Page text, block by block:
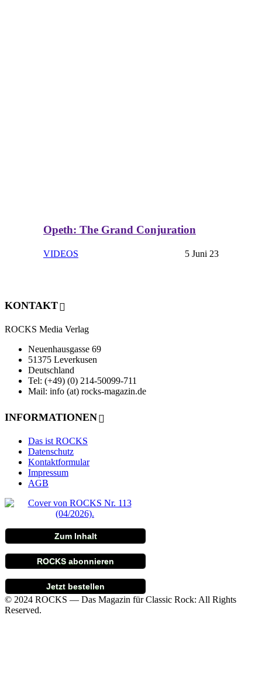
Opeth: The Grand Conjuration
VIDEOS 5 Juni 23
KONTAKT
ROCKS Media Verlag
Neuenhausgasse 69
51375 Leverkusen
Deutschland
Tel: (+49) (0) 214-50099-711
Mail: info (at) rocks-magazin.de
INFORMATIONEN
Das ist ROCKS
Datenschutz
Kontaktformular
Impressum
AGB
Zum Inhalt
ROCKS abonnieren
Jetzt bestellen
© 2024 ROCKS — Das Magazin für Classic Rock: All Rights
Reserved.